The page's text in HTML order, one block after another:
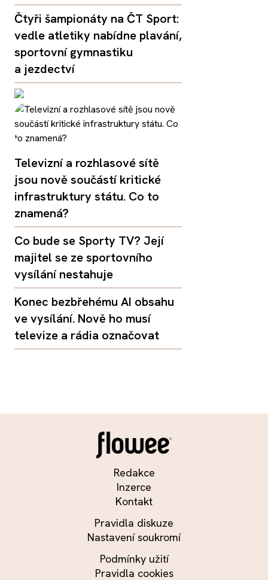
Čtyři šampionáty na ČT Sport:
vedle atletiky nabídne plavání,
sportovní gymnastiku
a jezdectví
Televizní a rozhlasové sítě
jsou nově součástí kritické
infrastruktury státu. Co to
znamená?
Co bude se Sporty TV? Její
majitel se ze sportovního
vysílání nestahuje
Konec bezbřehému AI obsahu
ve vysílání. Nově ho musí
televize a rádia označovat
Redakce
Inzerce
Kontakt
Pravidla diskuze
Nastavení soukromí
Podmínky užití
Pravidla cookies